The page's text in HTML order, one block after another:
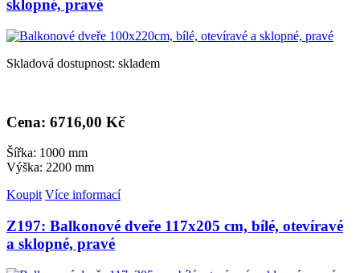
sklopné, pravé
Skladová dostupnost: skladem
Cena: 6716,00 Kč
Šířka: 1000 mm
Výška: 2200 mm
Koupit Více informací
Z197: Balkonové dveře 117x205 cm, bílé, otevíravé
a sklopné, pravé